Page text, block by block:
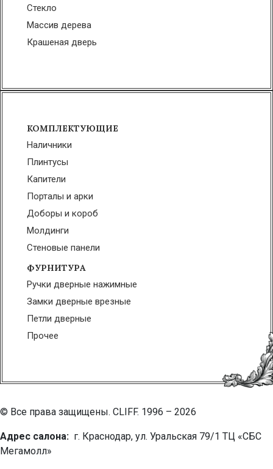
Стекло
Массив дерева
Крашеная дверь
КОМПЛЕКТУЮЩИЕ
Наличники
Плинтусы
Капители
Порталы и арки
Доборы и короб
Молдинги
Стеновые панели
ФУРНИТУРА
Ручки дверные нажимные
Замки дверные врезные
Петли дверные
Прочее
© Все права защищены. CLIFF. 1996 – 2026
Адрес салона: г. Краснодар, ул. Уральская 79/1 ТЦ «СБС
Мегамолл»